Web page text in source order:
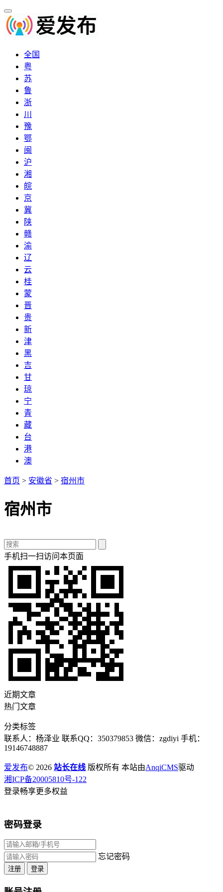
全国
粤
苏
鲁
浙
川
豫
鄂
闽
沪
湘
皖
京
冀
陕
赣
渝
辽
云
桂
蒙
晋
贵
新
津
黑
吉
甘
琼
宁
青
藏
台
港
澳
首页 > 安徽省 > 宿州市
宿州市
手机扫一扫访问本页面
近期文章
热门文章
分类标签
联系人：杨泽业 联系QQ：350379853 微信：zgdiyi 手机：
19146748887
爱发布© 2026 站长在线 版权所有 本站由AnqiCMS驱动
湘ICP备20005810号-122
登录畅享更多权益
密码登录
忘记密码
注册 登录